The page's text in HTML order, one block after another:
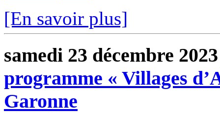
[En savoir plus]
samedi 23 décembre 2023
programme « Villages
Garonne